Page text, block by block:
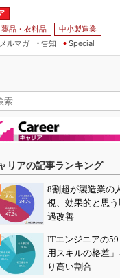
品・衣料品
中小製造業
メルマガ
告知 Special
リアの記事ランキング
8割超が製造業の
視、効果的と思
遇改善
ITエンジニアの
用スキルの格差
り高い割合